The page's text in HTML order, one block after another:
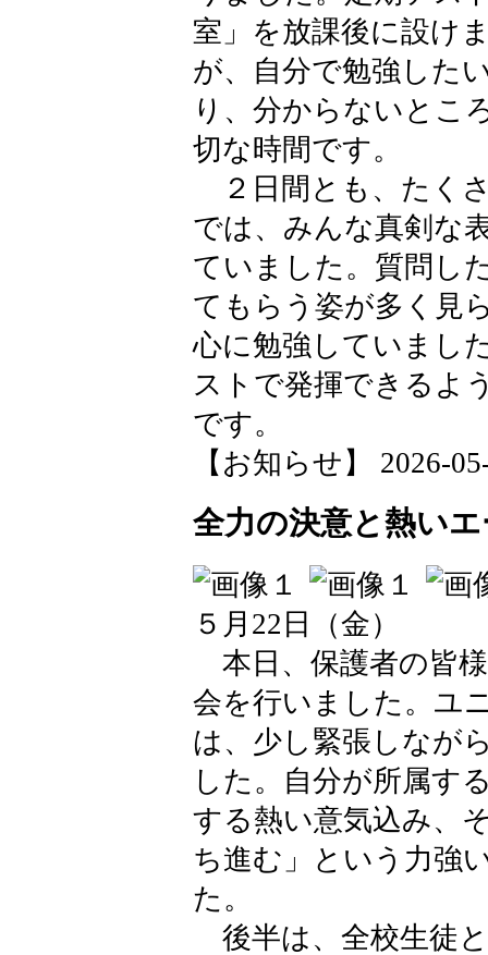
室」を放課後に設け
が、自分で勉強した
り、分からないとこ
切な時間です。
２日間とも、たく
では、みんな真剣な
ていました。質問し
てもらう姿が多く見
心に勉強していまし
ストで発揮できるよ
です。
【お知らせ】 2026-
全力の決意と熱い
５月22日（金）
本日、保護者の皆
会を行いました。ユ
は、少し緊張しなが
した。自分が所属す
する熱い意気込み、
ち進む」という力強
た。
後半は、全校生徒